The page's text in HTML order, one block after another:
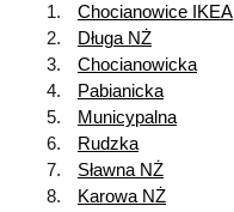
1.
Chocianowice IKEA
2. Długa NŻ
3. Chocianowicka
4. Pabianicka
5. Municypalna
6. Rudzka
7. Sławna NŻ
8. Karowa NŻ